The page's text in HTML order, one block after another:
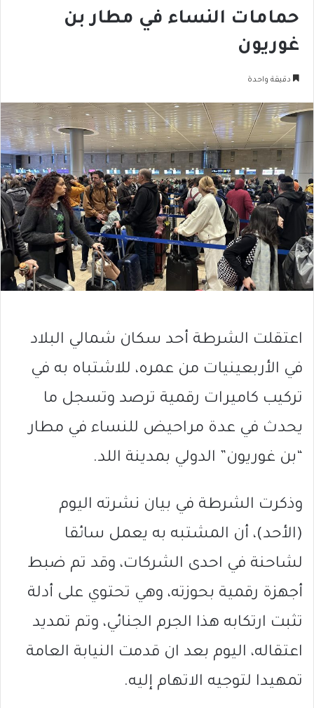
حمامات النساء في مطار بن
غوريون
دقيقة واحدة
اعتقلت الشرطة أحد سكان شمالي البلاد
في الأربعينيات من عمره، للاشتباه به في
تركيب كاميرات رقمية ترصد وتسجل ما
يحدث في عدة مراحيض للنساء في مطار
“بن غوريون” الدولي بمدينة اللد.
وذكرت الشرطة في بيان نشرته اليوم
(الأحد)، أن المشتبه به يعمل سائقا
لشاحنة في احدى الشركات، وقد تم ضبط
أجهزة رقمية بحوزته، وهي تحتوي على أدلة
تثبت ارتكابه هذا الجرم الجنائي، وتم تمديد
اعتقاله، اليوم بعد ان قدمت النيابة العامة
تمهيدا لتوجيه الاتهام إليه.